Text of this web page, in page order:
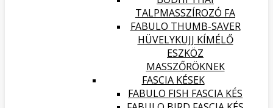
TALPMASSZÍROZÓ FA
FABULO THUMB-SAVER
HÜVELYKUJJ KÍMÉLŐ
ESZKÖZ
MASSZŐRÖKNEK
FASCIA KÉSEK
FABULO FISH FASCIA KÉS